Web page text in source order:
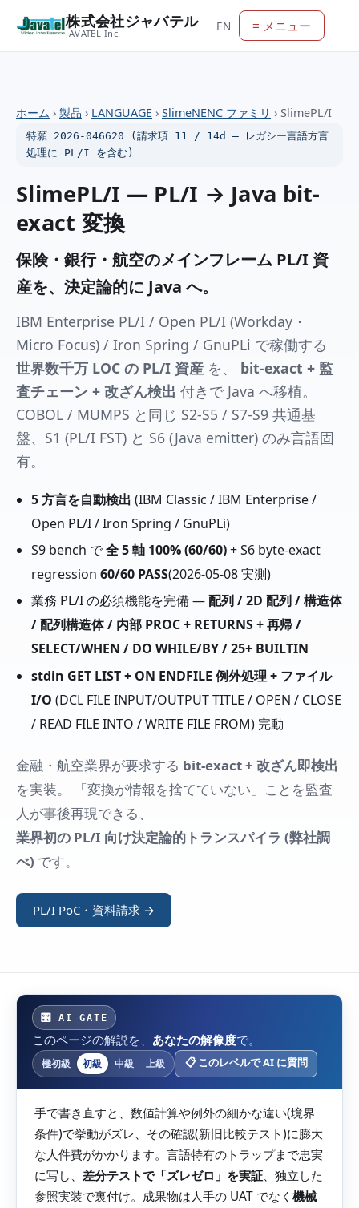
株式会社ジャバテル
JAVATEL Inc. EN ≡ メニュー
ホーム › 製品 › LANGUAGE › SlimeNENC ファミリ › SlimePL/I
特願 2026-046620 (請求項 11 / 14d — レガシー言語方言
処理に PL/I を含む)
SlimePL/I — PL/I → Java bit-
exact 変換
保険・銀行・航空のメインフレーム PL/I 資
産を、決定論的に Java へ。
IBM Enterprise PL/I / Open PL/I (Workday・
Micro Focus) / Iron Spring / GnuPLi で稼働する
世界数千万 LOC の PL/I 資産 を、 bit-exact + 監
査チェーン + 改ざん検出 付きで Java へ移植。
COBOL / MUMPS と同じ S2-S5 / S7-S9 共通基
盤、S1 (PL/I FST) と S6 (Java emitter) のみ言語固
有。
5 方言を自動検出 (IBM Classic / IBM Enterprise /
Open PL/I / Iron Spring / GnuPLi)
S9 bench で全 5 軸 100% (60/60)+ S6 byte-exact
regression60/60 PASS(2026-05-08 実測)
業務 PL/I の必須機能を完備 —配列 / 2D 配列 / 構造体
/ 配列構造体 / 内部 PROC + RETURNS + 再帰 /
SELECT/WHEN / DO WHILE/BY / 25+ BUILTIN
stdin GET LIST + ON ENDFILE 例外処理 + ファイル
I/O (DCL FILE INPUT/OUTPUT TITLE / OPEN / CLOSE
/ READ FILE INTO / WRITE FILE FROM) 完動
金融・航空業界が要求する bit-exact + 改ざん即検出
を実装。 「変換が情報を捨てていない」ことを監査
人が事後再現できる、
業界初の PL/I 向け決定論的トランスパイラ (弊社調
べ) です。
PL/I PoC・資料請求 →
🎛 AI GATE
このページの解説を、 あなたの解像度で。
極初級 初級 中級 上級 📋 このレベルで AI に質問
手で書き直すと、数値計算や例外の細かな違い(境界
条件)で挙動がズレ、その確認(新旧比較テスト)に膨大
な人件費がかかります。言語特有のトラップまで忠実
に写し、 差分テストで「ズレゼロ」を実証、独立した
参照実装で裏付け。成果物は人手の UAT でなく 機械